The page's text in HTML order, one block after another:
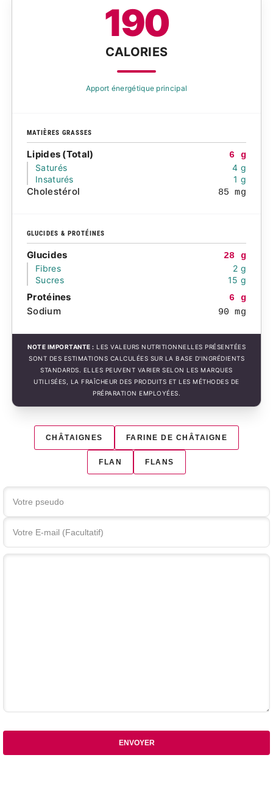
190
CALORIES
Apport énergétique principal
MATIÈRES GRASSES
Lipides (Total)
6 g
Saturés
4 g
Insaturés
1 g
Cholestérol 85 mg
GLUCIDES & PROTÉINES
Glucides
28 g
Fibres
2 g
Sucres
15 g
Protéines 6 g
Sodium 90 mg
NOTE IMPORTANTE : LES VALEURS NUTRITIONNELLES PRÉSENTÉES
SONT DES ESTIMATIONS CALCULÉES SUR LA BASE D'INGRÉDIENTS
STANDARDS. ELLES PEUVENT VARIER SELON LES MARQUES
UTILISÉES, LA FRAÎCHEUR DES PRODUITS ET LES MÉTHODES DE
PRÉPARATION EMPLOYÉES.
CHÂTAIGNES FARINE DE CHÂTAIGNE
FLAN FLANS
Votre commentaire
ENVOYER